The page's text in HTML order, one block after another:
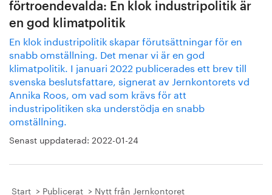
förtroendevalda: En klok industripolitik är
en god klimatpolitik
En klok industripolitik skapar förutsättningar för en
snabb omställning. Det menar vi är en god
klimatpolitik. I januari 2022 publicerades ett brev till
svenska beslutsfattare, signerat av Jernkontorets vd
Annika Roos, om vad som krävs för att
industripolitiken ska understödja en snabb
omställning.
Senast uppdaterad: 2022-01-24
Start Publicerat
Nytt från Jernkontoret